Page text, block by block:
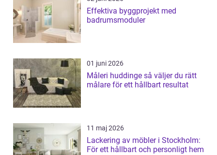
Effektiva byggprojekt med
badrumsmoduler
01 juni 2026
Måleri huddinge så väljer du rätt
målare för ett hållbart resultat
11 maj 2026
Lackering av möbler i Stockholm:
För ett hållbart och personligt hem